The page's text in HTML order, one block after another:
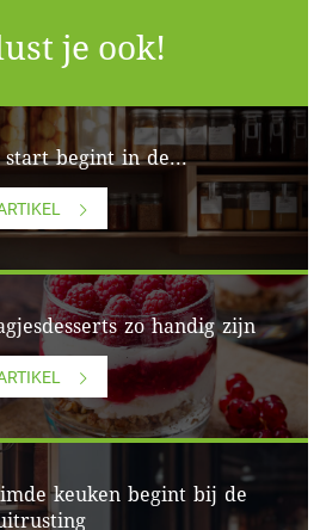
je ook!
start begint in de...
zo handig zijn
keuken begint bij de